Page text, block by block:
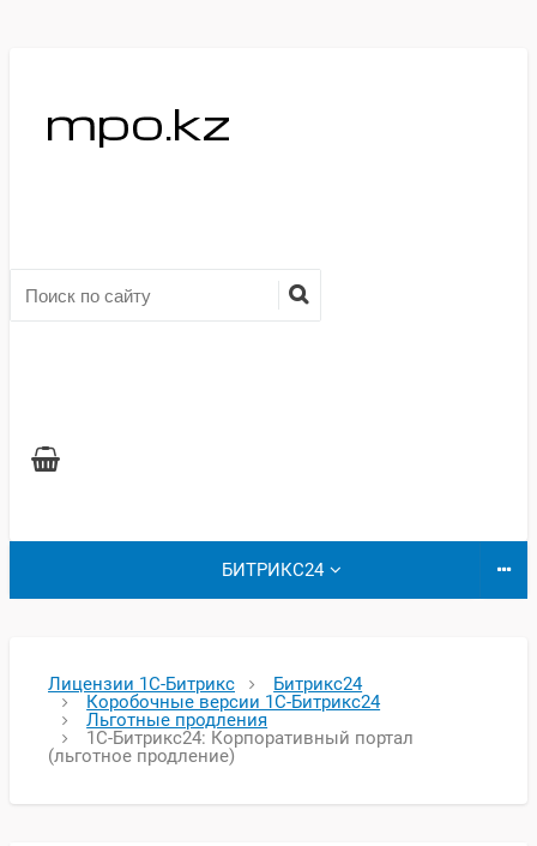
БИТРИКС24
Лицензии 1С-Битрикс
Битрикс24
Коробочные версии 1С-Битрикс24
Льготные продления
1С-Битрикс24: Корпоративный портал
(льготное продление)